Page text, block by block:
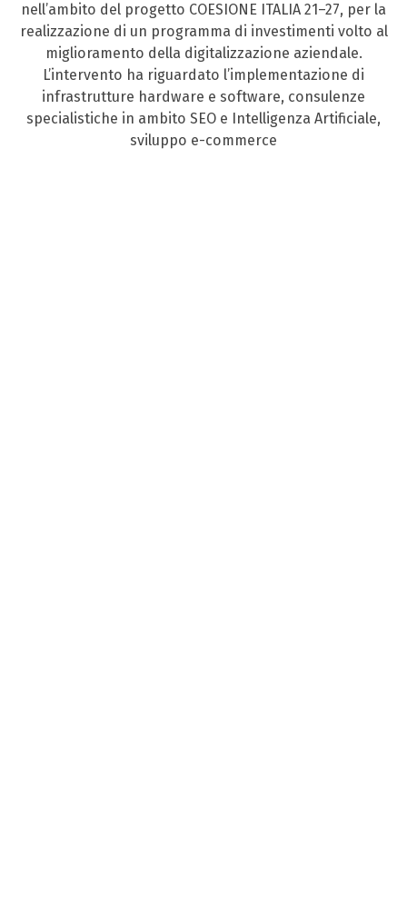
nell’ambito del progetto COESIONE ITALIA 21–27, per la
realizzazione di un programma di investimenti volto al
miglioramento della digitalizzazione aziendale.
L’intervento ha riguardato l’implementazione di
infrastrutture hardware e software, consulenze
specialistiche in ambito SEO e Intelligenza Artificiale,
sviluppo e-commerce